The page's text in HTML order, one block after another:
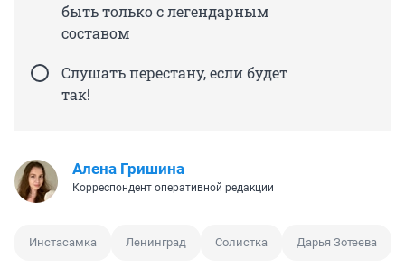
быть только с легендарным
составом
Слушать перестану, если будет
так!
Алена Гришина
Корреспондент оперативной редакции
Инстасамка Ленинград Солистка Дарья Зотеева